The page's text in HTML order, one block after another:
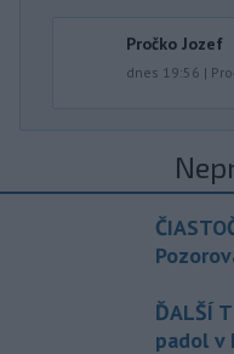
Pročko Jozef
dnes 19:56 |
ĎALŠÍ
padol v